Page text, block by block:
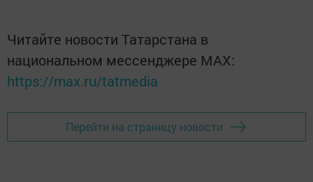
Читайте новости Татарстана в
национальном мессенджере MАХ:
https://max.ru/tatmedia
Перейти на страницу новости